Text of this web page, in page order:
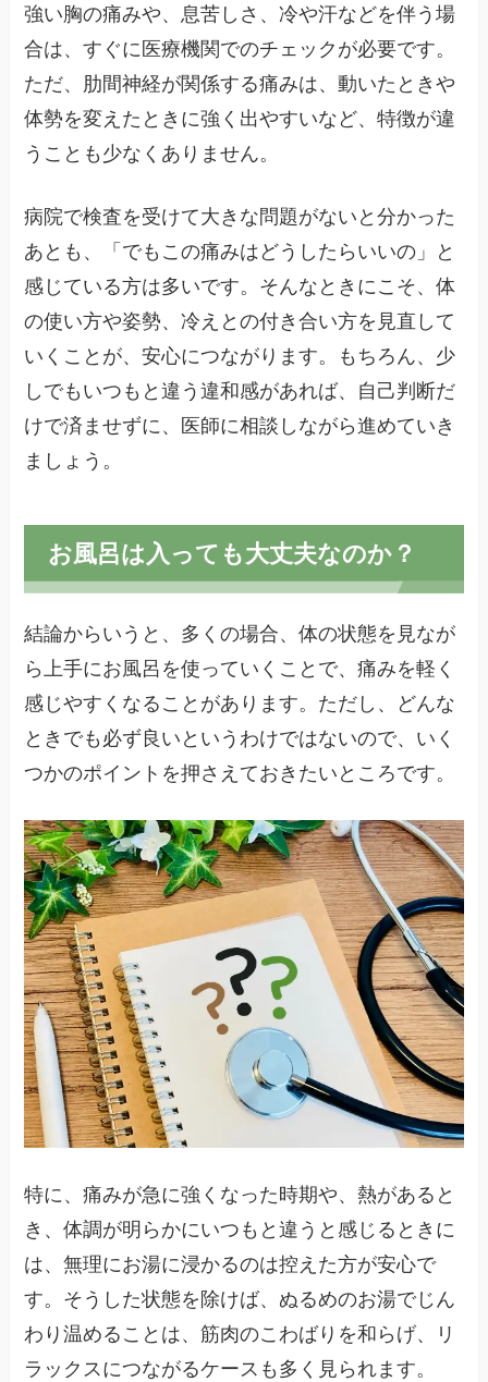
強い胸の痛みや、息苦しさ、冷や汗などを伴う場
合は、すぐに医療機関でのチェックが必要です。
ただ、肋間神経が関係する痛みは、動いたときや
体勢を変えたときに強く出やすいなど、特徴が違
うことも少なくありません。
病院で検査を受けて大きな問題がないと分かった
あとも、「でもこの痛みはどうしたらいいの」と
感じている方は多いです。そんなときにこそ、体
の使い方や姿勢、冷えとの付き合い方を見直して
いくことが、安心につながります。もちろん、少
しでもいつもと違う違和感があれば、自己判断だ
けで済ませずに、医師に相談しながら進めていき
ましょう。
お風呂は入っても大丈夫なのか？
結論からいうと、多くの場合、体の状態を見なが
ら上手にお風呂を使っていくことで、痛みを軽く
感じやすくなることがあります。ただし、どんな
ときでも必ず良いというわけではないので、いく
つかのポイントを押さえておきたいところです。
特に、痛みが急に強くなった時期や、熱があると
き、体調が明らかにいつもと違うと感じるときに
は、無理にお湯に浸かるのは控えた方が安心で
す。そうした状態を除けば、ぬるめのお湯でじん
わり温めることは、筋肉のこわばりを和らげ、リ
ラックスにつながるケースも多く見られます。